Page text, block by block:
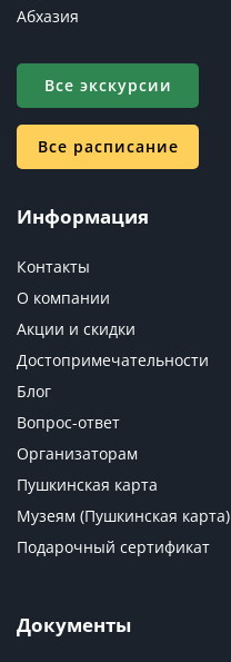
Абхазия
Все экскурсии
Все расписание
Информация
Контакты
О компании
Акции и скидки
Достопримечательности
Блог
Вопрос-ответ
Организаторам
Пушкинская карта
Музеям (Пушкинская карта)
Подарочный сертификат
Документы